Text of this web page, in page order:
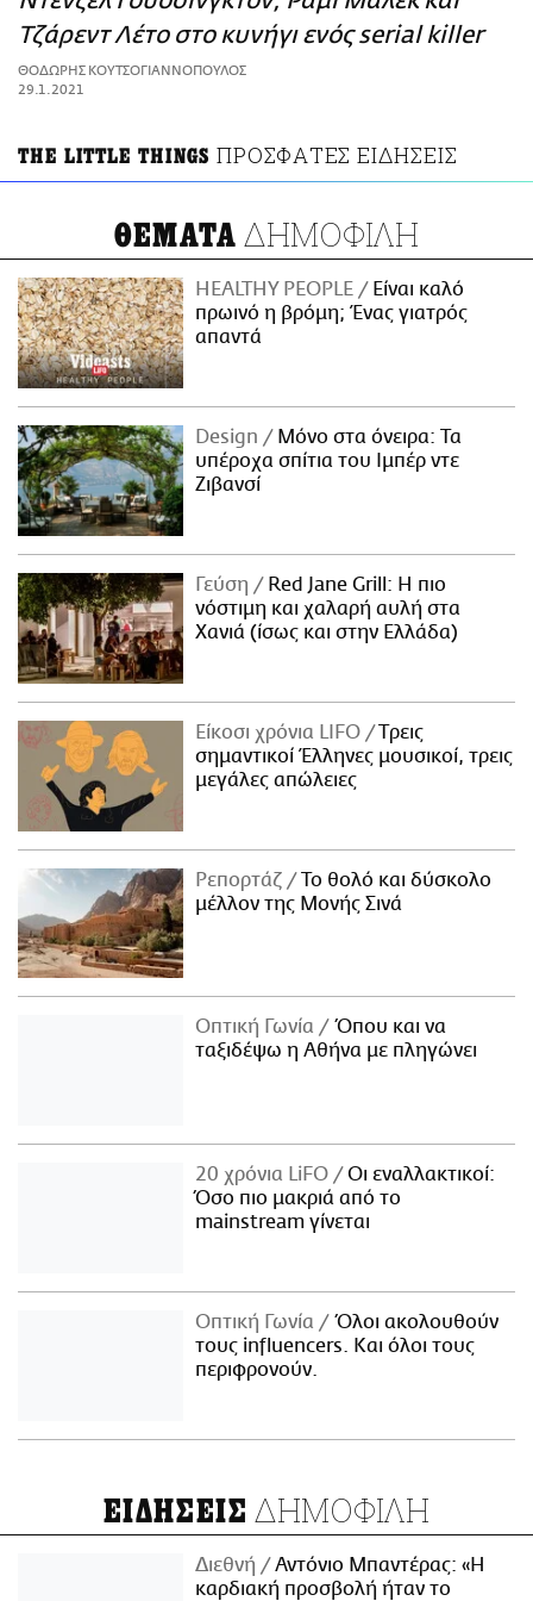
ΑΜΠΑ
PRINT
Τζάρεντ Λέτο στο κυνήγι ενός serial killer
ΘΟΔΩΡΗΣ ΚΟΥΤΣΟΓΙΑΝΝΟΠΟΥΛΟΣ
29.1.2021
THE LITTLE THINGS ΠΡΟΣΦΑΤΕΣ ΕΙΔΗΣΕΙΣ
ΘΕΜΑΤΑ ΔΗΜΟΦΙΛΗ
HEALTHY PEOPLE
Είναι καλό
πρωινό η βρόμη; Ένας γιατρός
απαντά
Design
Μόνο στα όνειρα: Τα
υπέροχα σπίτια του Ιμπέρ ντε
Ζιβανσί
Γεύση
Red Jane Grill: Η πιο
νόστιμη και χαλαρή αυλή στα
Χανιά (ίσως και στην Ελλάδα)
Είκοσι χρόνια LIFO
Tρεις
σημαντικοί Έλληνες μουσικοί, τρεις
μεγάλες απώλειες
Ρεπορτάζ
Το θολό και δύσκολο
μέλλον της Μονής Σινά
Οπτική Γωνία
Όπου και να
ταξιδέψω η Αθήνα με πληγώνει
20 χρόνια LiFO
Οι εναλλακτικοί:
Όσο πιο μακριά από το
mainstream γίνεται
Οπτική Γωνία
Όλοι ακολουθούν
τους influencers. Και όλοι τους
περιφρονούν.
ΕΙΔΗΣΕΙΣ ΔΗΜΟΦΙΛΗ
Διεθνή
Αντόνιο Μπαντέρας: «Η
καρδιακή προσβολή ήταν το